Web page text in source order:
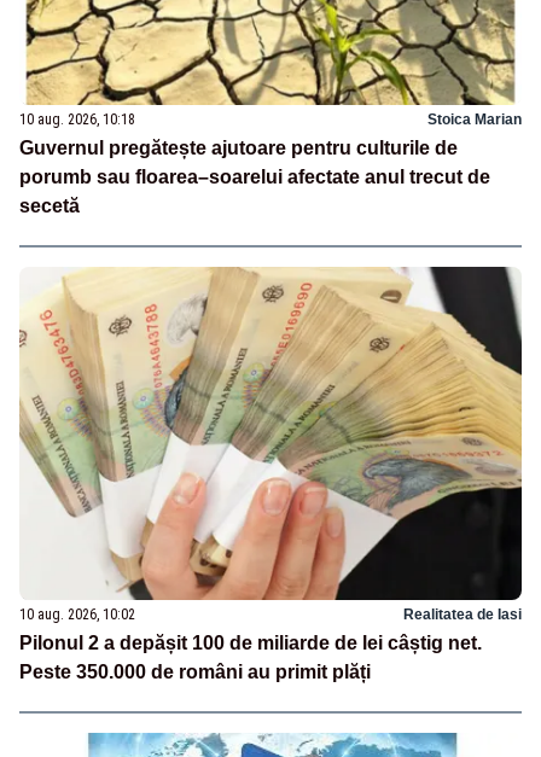
10 aug. 2026, 10:18 Stoica Marian
Guvernul pregătește ajutoare pentru culturile de
porumb sau floarea–soarelui afectate anul trecut de
secetă
10 aug. 2026, 10:02 Realitatea de Iasi
Pilonul 2 a depășit 100 de miliarde de lei câștig net.
Peste 350.000 de români au primit plăți